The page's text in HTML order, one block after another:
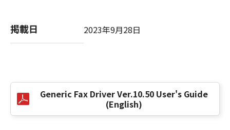
のとします。
９．U.S. GOVERNMENT RESTRICTED RIGHTS
NOTICE
“米国政府エンドユーザー”とは、米国政府の機
掲載日 2023年9月28日
Generic Fax Driver Ver.10.50 User's Guide
(English)